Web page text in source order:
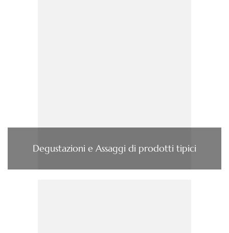
Degustazioni e Assaggi di prodotti tipici